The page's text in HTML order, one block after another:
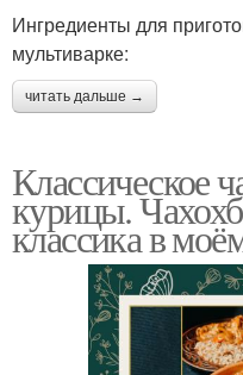
Ингредиенты для
мультиварке:
читать дальше →
Классическое
курицы.
классика в